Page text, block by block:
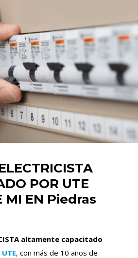
POR UTE
MI EN Piedras
altamente capacitado
UTE, con más de 10 años de